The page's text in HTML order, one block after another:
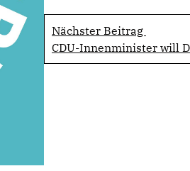
Nächster Beitrag
CDU-Innenminister will